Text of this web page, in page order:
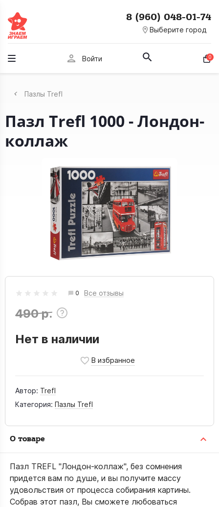
room Выберите город
8 (960) 048-01-74
person Войти 0
Пазлы Trefl
Пазл Trefl 1000 - Лондон-
коллаж
0 Все отзывы
490 р.
Нет в наличии
Автор: Trefl
Категория: Пазлы Trefl
О товаре
Пазл TREFL "Лондон-коллаж", без сомнения
придется вам по душе, и вы получите массу
удовольствия от процесса собирания картины.
Собрав этот пазл, Вы сможете любоваться